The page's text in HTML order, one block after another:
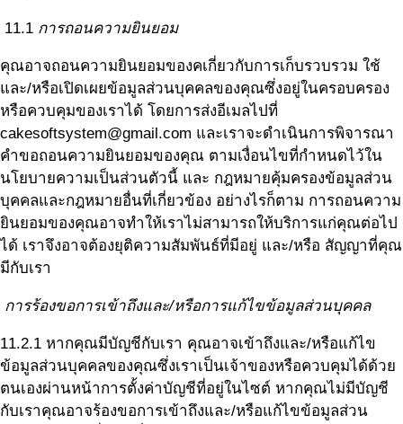
11.1 การถอนความยินยอม
คุณอาจถอนความยินยอมของคเกี่ยวกับการเก็บรวบรวม ใช้
และ/หรือเปิดเผยข้อมูลส่วนบุคคลของคุณซึ่งอยู่ในครอบครอง
หรือควบคุมของเราได้ โดยการส่งอีเมลไปที่
cakesoftsystem@gmail.com และเราจะดำเนินการพิจารณา
คำขอถอนความยินยอมของคุณ ตามเงื่อนไขที่กำหนดไว้ใน
นโยบายความเป็นส่วนตัวนี้ และ กฎหมายคุ้มครองข้อมูลส่วน
บุคคลและกฎหมายอื่นที่เกี่ยวข้อง อย่างไรก็ตาม การถอนความ
ยินยอมของคุณอาจทำให้เราไม่สามารถให้บริการแก่คุณต่อไป
ได้ เราจึงอาจต้องยุติความสัมพันธ์ที่มีอยู่ และ/หรือ สัญญาที่คุณ
มีกับเรา
การร้องขอการเข้าถึงและ/หรือการแก้ไขข้อมูลส่วนบุคคล
11.2.1 หากคุณมีบัญชีกับเรา คุณอาจเข้าถึงและ/หรือแก้ไข
ข้อมูลส่วนบุคคลของคุณซึ่งเราเป็นเจ้าของหรือควบคุมได้ด้วย
ตนเองผ่านหน้าการตั้งค่าบัญชีที่อยู่ในไซต์ หากคุณไม่มีบัญชี
กับเราคุณอาจร้องขอการเข้าถึงและ/หรือแก้ไขข้อมูลส่วน